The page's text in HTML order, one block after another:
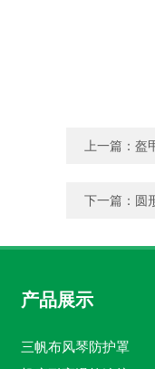
上一篇： 盔
下一篇： 圆
产品展示
三帆布风琴防护罩